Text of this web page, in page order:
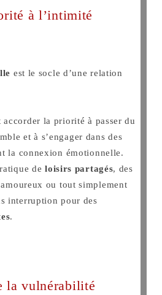
à l’intimité
est le socle d’une relation
la priorité à passer du
et à s’engager dans des
la connexion émotionnelle.
deloisirs partagés, des
ou tout simplement
interruption pour des
.
la vulnérabilité